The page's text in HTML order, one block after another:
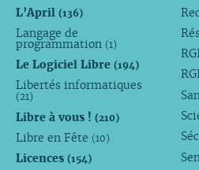
L’April (136)
Langage de
programmation (1)
Le Logiciel Libre (194)
Libertés informatiques
(21)
Libre à vous ! (210)
Libre en Fête (10)
Licences (154)